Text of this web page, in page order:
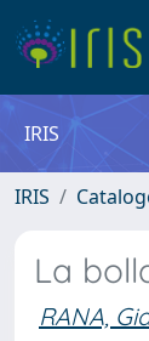
IRIS
IRIS
La
RANA,